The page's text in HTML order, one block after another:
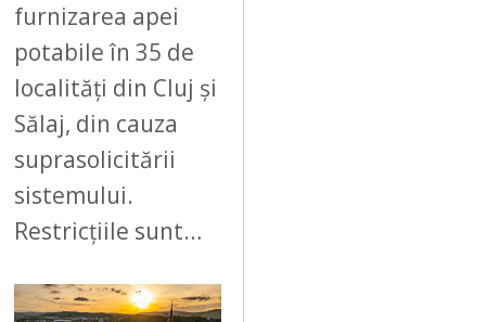
furnizarea apei
potabile în 35 de
localități din Cluj și
Sălaj, din cauza
suprasolicitării
sistemului.
Restricțiile sunt…